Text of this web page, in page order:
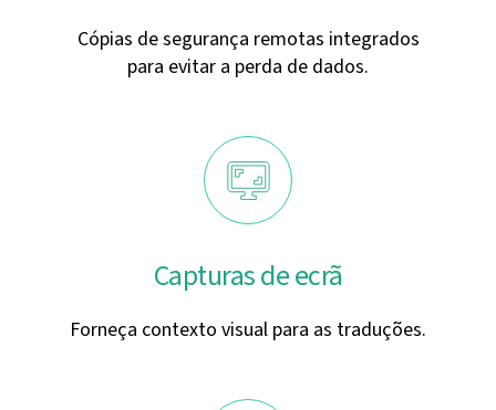
Cópias de segurança remotas integrados
para evitar a perda de dados.
Capturas de ecrã
Forneça contexto visual para as traduções.